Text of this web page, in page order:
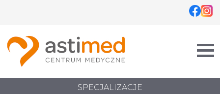
SPECJALIZACJE